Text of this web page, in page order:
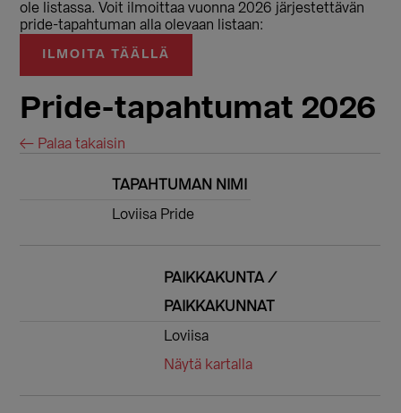
ole listassa. Voit ilmoittaa vuonna 2026 järjestettävän
pride-tapahtuman alla olevaan listaan:
ILMOITA TÄÄLLÄ
Pride-tapahtumat 2026
← Palaa takaisin
TAPAHTUMAN NIMI
Loviisa Pride
PAIKKAKUNTA /
PAIKKAKUNNAT
Loviisa
Näytä kartalla